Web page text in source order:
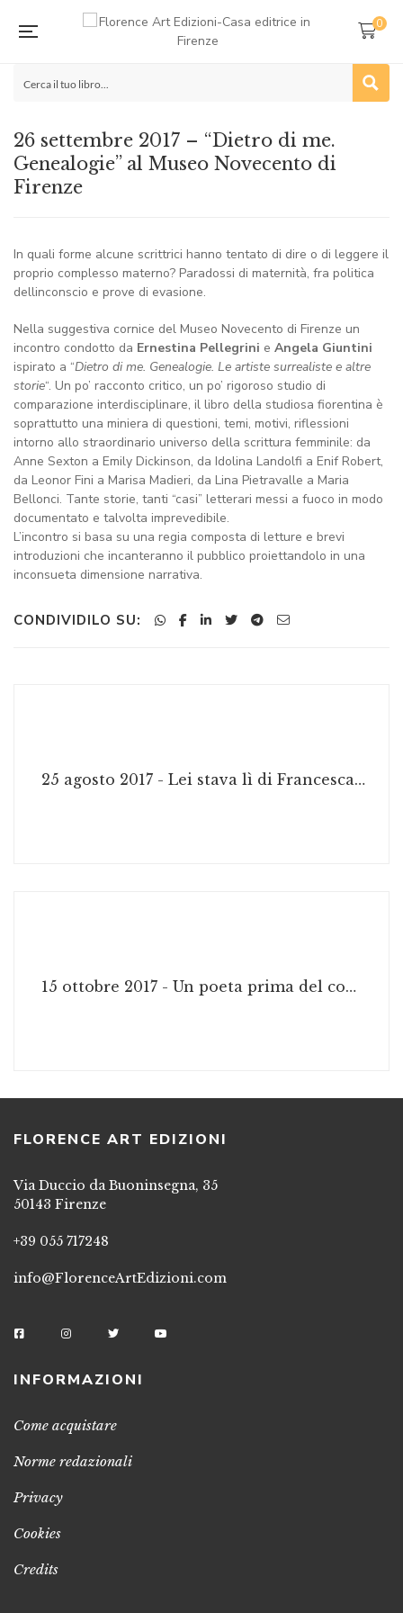
0
26 settembre 2017 – “Dietro di me.
Genealogie” al Museo Novecento di
Firenze
In quali forme alcune scrittrici hanno tentato di dire o di leggere il
proprio complesso materno? Paradossi di maternità, fra politica
dellinconscio e prove di evasione.
Nella suggestiva cornice del Museo Novecento di Firenze un
incontro condotto da Ernestina Pellegrini e Angela Giuntini
ispirato a “Dietro di me. Genealogie. Le artiste surrealiste e altre
storie“. Un po’ racconto critico, un po’ rigoroso studio di
comparazione interdisciplinare, il libro della studiosa fiorentina è
soprattutto una miniera di questioni, temi, motivi, riflessioni
intorno allo straordinario universo della scrittura femminile: da
Anne Sexton a Emily Dickinson, da Idolina Landolfi a Enif Robert,
da Leonor Fini a Marisa Madieri, da Lina Pietravalle a Maria
Bellonci. Tante storie, tanti “casi” letterari messi a fuoco in modo
documentato e talvolta imprevedibile.
L’incontro si basa su una regia composta di letture e brevi
introduzioni che incanteranno il pubblico proiettandolo in una
inconsueta dimensione narrativa.
CONDIVIDILO SU:
25 agosto 2017 - Lei stava lì di Francesca Sassano
15 ottobre 2017 - Un poeta prima del concerto: Luigi Mannelli
FLORENCE ART EDIZIONI
Via Duccio da Buoninsegna, 35
50143 Firenze
+39 055 717248
info@FlorenceArtEdizioni.com
INFORMAZIONI
Come acquistare
Norme redazionali
Privacy
Cookies
Credits